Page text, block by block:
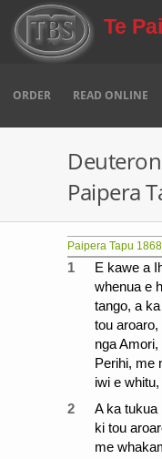
Skip to main content
Te
ORDER READ ONLINE
Paipera
Paipera Tapu 1868
1
E kawe a
whenua e
tango, a
tou
nga
Perihi, me
iwi e
2
A ka tukua
ki tou
me